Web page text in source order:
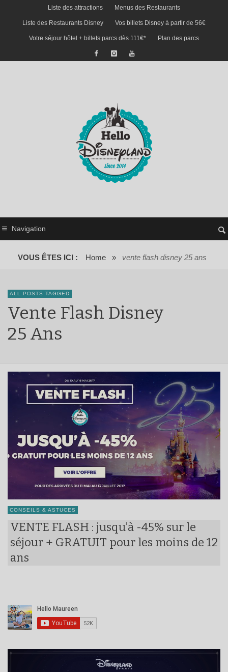
Liste des attractions Menus des Restaurants
Liste des Restaurants Disney Vos billets Disney à partir de 56€
Votre séjour hôtel + billets parcs dès 111€* Plan des parcs
Navigation
VOUS ÊTES ICI : Home » vente flash disney 25 ans
ALL POSTS TAGGED
Vente Flash Disney
25 Ans
CONSEILS & ASTUCES
VENTE FLASH : jusqu’à -45% sur le
séjour + GRATUIT pour les moins de 12
ans